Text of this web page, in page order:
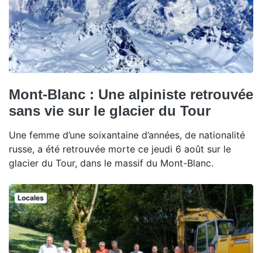
Mont-Blanc : Une alpiniste retrouvée
sans vie sur le glacier du Tour
Une femme d’une soixantaine d’années, de nationalité
russe, a été retrouvée morte ce jeudi 6 août sur le
glacier du Tour, dans le massif du Mont-Blanc.
Locales